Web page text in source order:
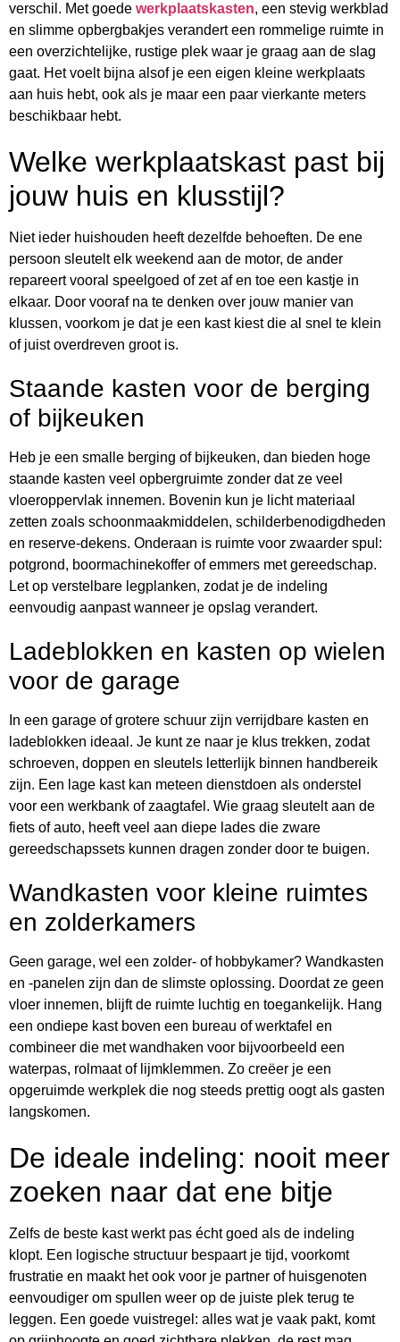
verschil. Met goede werkplaatskasten, een stevig werkblad
en slimme opbergbakjes verandert een rommelige ruimte in
een overzichtelijke, rustige plek waar je graag aan de slag
gaat. Het voelt bijna alsof je een eigen kleine werkplaats
aan huis hebt, ook als je maar een paar vierkante meters
beschikbaar hebt.
Welke werkplaatskast past bij
jouw huis en klusstijl?
Niet ieder huishouden heeft dezelfde behoeften. De ene
persoon sleutelt elk weekend aan de motor, de ander
repareert vooral speelgoed of zet af en toe een kastje in
elkaar. Door vooraf na te denken over jouw manier van
klussen, voorkom je dat je een kast kiest die al snel te klein
of juist overdreven groot is.
Staande kasten voor de berging
of bijkeuken
Heb je een smalle berging of bijkeuken, dan bieden hoge
staande kasten veel opbergruimte zonder dat ze veel
vloeroppervlak innemen. Bovenin kun je licht materiaal
zetten zoals schoonmaakmiddelen, schilderbenodigdheden
en reserve-dekens. Onderaan is ruimte voor zwaarder spul:
potgrond, boormachinekoffer of emmers met gereedschap.
Let op verstelbare legplanken, zodat je de indeling
eenvoudig aanpast wanneer je opslag verandert.
Ladeblokken en kasten op wielen
voor de garage
In een garage of grotere schuur zijn verrijdbare kasten en
ladeblokken ideaal. Je kunt ze naar je klus trekken, zodat
schroeven, doppen en sleutels letterlijk binnen handbereik
zijn. Een lage kast kan meteen dienstdoen als onderstel
voor een werkbank of zaagtafel. Wie graag sleutelt aan de
fiets of auto, heeft veel aan diepe lades die zware
gereedschapssets kunnen dragen zonder door te buigen.
Wandkasten voor kleine ruimtes
en zolderkamers
Geen garage, wel een zolder- of hobbykamer? Wandkasten
en -panelen zijn dan de slimste oplossing. Doordat ze geen
vloer innemen, blijft de ruimte luchtig en toegankelijk. Hang
een ondiepe kast boven een bureau of werktafel en
combineer die met wandhaken voor bijvoorbeeld een
waterpas, rolmaat of lijmklemmen. Zo creëer je een
opgeruimde werkplek die nog steeds prettig oogt als gasten
langskomen.
De ideale indeling: nooit meer
zoeken naar dat ene bitje
Zelfs de beste kast werkt pas écht goed als de indeling
klopt. Een logische structuur bespaart je tijd, voorkomt
frustratie en maakt het ook voor je partner of huisgenoten
eenvoudiger om spullen weer op de juiste plek terug te
leggen. Een goede vuistregel: alles wat je vaak pakt, komt